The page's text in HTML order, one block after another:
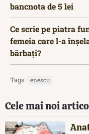
bancnota de 5 lei
Ce scrie pe piatra
femeia care l-a
bărbați?
Tags: enescu
Cele mai noi